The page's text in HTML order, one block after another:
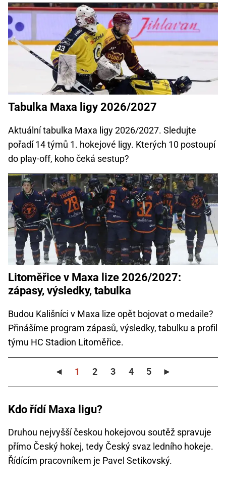
Tabulka Maxa ligy 2026/2027
Aktuální tabulka Maxa ligy 2026/2027. Sledujte
pořadí 14 týmů 1. hokejové ligy. Kterých 10 postoupí
do play-off, koho čeká sestup?
Litoměřice v Maxa lize 2026/2027:
zápasy, výsledky, tabulka
Budou Kališníci v Maxa lize opět bojovat o medaile?
Přinášíme program zápasů, výsledky, tabulku a profil
týmu HC Stadion Litoměřice.
◄ 1 2 3 4 5 ►
Kdo řídí Maxa ligu?
Druhou nejvyšší českou hokejovou soutěž spravuje
přímo Český hokej, tedy Český svaz ledního hokeje.
Řídícím pracovníkem je Pavel Setikovský.